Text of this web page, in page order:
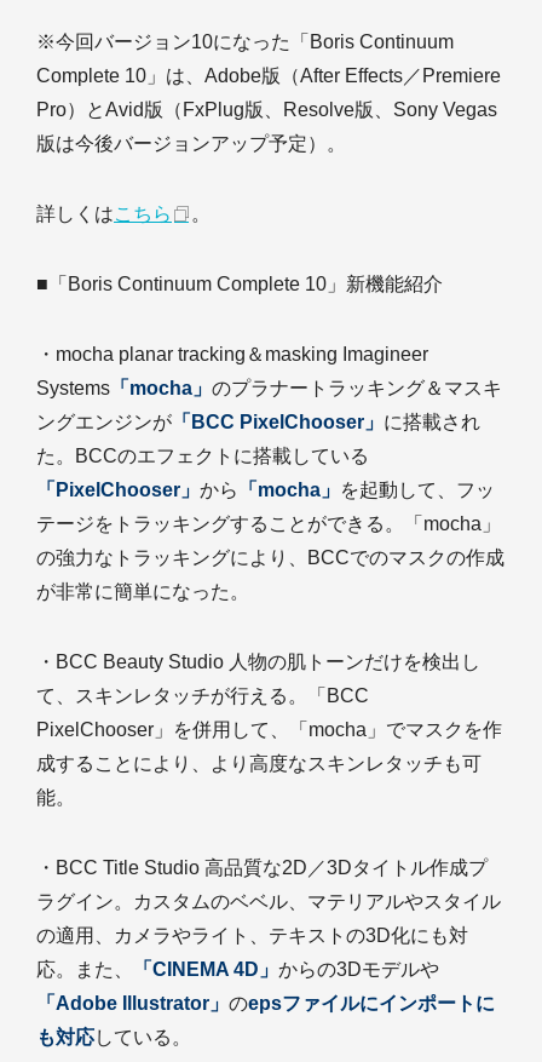
※今回バージョン10になった「Boris Continuum
Complete 10」は、Adobe版（After Effects／Premiere
Pro）とAvid版（FxPlug版、Resolve版、Sony Vegas
版は今後バージョンアップ予定）。
詳しくはこちら 。
■「Boris Continuum Complete 10」新機能紹介
・mocha planar tracking＆masking Imagineer
Systems 「mocha」 のプラナートラッキング＆マスキ
ングエンジンが 「BCC PixelChooser」 に搭載され
た。BCCのエフェクトに搭載している
「PixelChooser」 から 「mocha」 を起動して、フッ
テージをトラッキングすることができる。「mocha」
の強力なトラッキングにより、BCCでのマスクの作成
が非常に簡単になった。
・BCC Beauty Studio 人物の肌トーンだけを検出し
て、スキンレタッチが行える。「BCC
PixelChooser」を併用して、「mocha」でマスクを作
成することにより、より高度なスキンレタッチも可
能。
・BCC Title Studio 高品質な2D／3Dタイトル作成プ
ラグイン。カスタムのベベル、マテリアルやスタイル
の適用、カメラやライト、テキストの3D化にも対
応。また、
「CINEMA 4D」 からの3Dモデルや
「Adobe Illustrator」 のepsファイルにインポートに
も対応している。